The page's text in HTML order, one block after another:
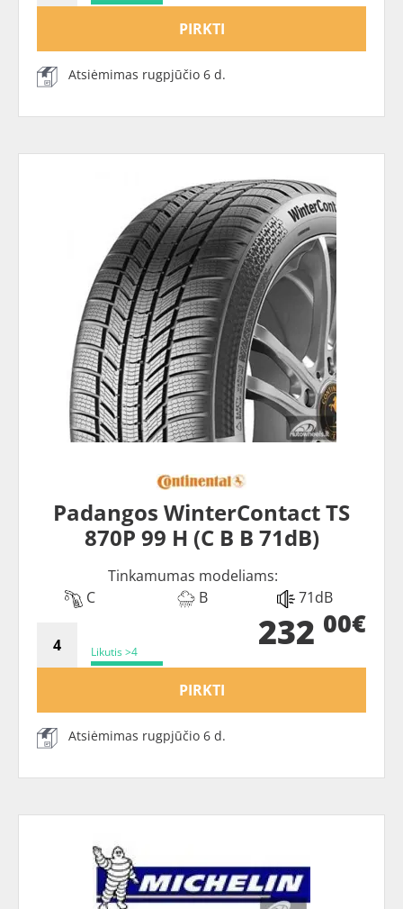
PIRKTI
Atsiėmimas rugpjūčio 6 d.
Padangos WinterContact TS
870P 99 H (C B B 71dB)
Tinkamumas modeliams:
C
B 71dB
Likutis >4 232 00€
PIRKTI
Atsiėmimas rugpjūčio 6 d.